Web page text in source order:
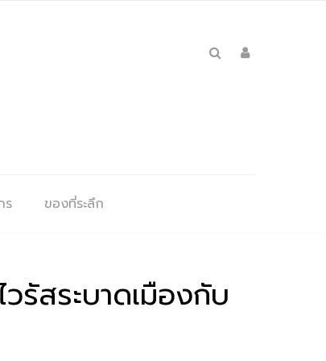
ร ของที่ระลึก
รัสระบาดเมืองกับ